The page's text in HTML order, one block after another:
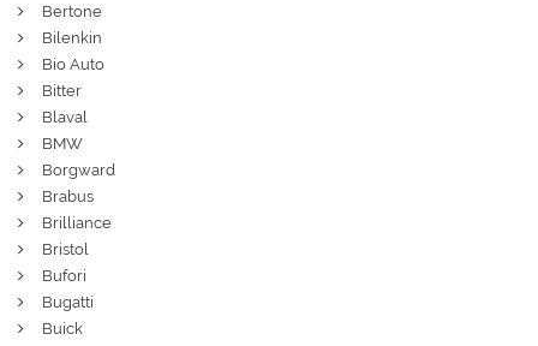
Bertone
Bilenkin
Bio Auto
Bitter
Blaval
BMW
Borgward
Brabus
Brilliance
Bristol
Bufori
Bugatti
Buick